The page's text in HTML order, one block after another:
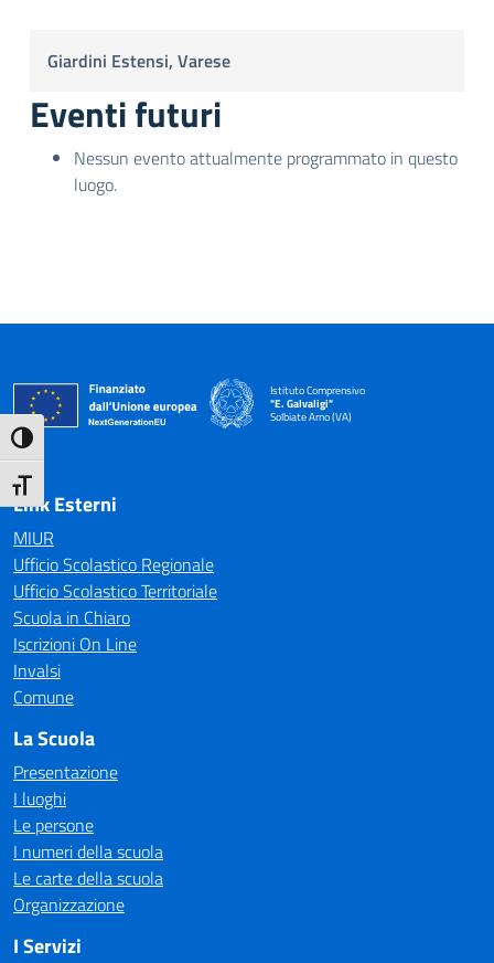
Attiva/disattiva alto contrasto
Attiva/disattiva dimensione testo
Giardini Estensi, Varese
Eventi futuri
Nessun evento attualmente programmato in questo
luogo.
Istituto Comprensivo
"E. Galvaligi"
Solbiate Arno (VA)
— Visita la pagina iniziale della scuola
Link Esterni
MIUR
Ufficio Scolastico Regionale
Ufficio Scolastico Territoriale
Scuola in Chiaro
Iscrizioni On Line
Invalsi
Comune
La Scuola
Presentazione
I luoghi
Le persone
I numeri della scuola
Le carte della scuola
Organizzazione
I Servizi